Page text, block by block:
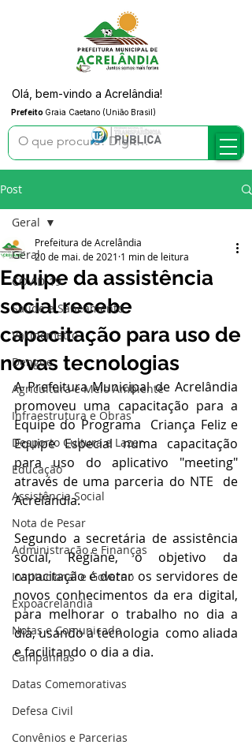
Prefeito Graia Caetano (União Brasil)
Olá, bem-vindo a Acrelândia!
Post
Geral
COVID-19
Saúde e Saneamento
Vacinômetro
Dengue
Agricultura e Meio Ambiente
Infraestrutura e Obras
Desporto Cultura e Lazer
Educação
Assistência Social
Nota de Pesar
Administração e Finanças
Institucional e Governo
Expoacrelandia
Notas e Comunicado
Campanhas
Datas Comemorativas
Defesa Civil
Convênios e Parcerias
Geral
Equipe da assistência
social recebe
capacitação para uso de
novas tecnologias
Prefeitura de Acrelândia
20 de mai. de 2021 1 min de leitura
A Prefeitura Municipal de Acrelândia
promoveu uma capacitação para a
Equipe do Programa  Criança Feliz e
Equipe Especial numa capacitação
para uso do aplicativo "meeting"
através de uma parceria do NTE  de
Acrelândia.
Segundo a secretária de assistência
social, Regiane, o objetivo da
capacitação é dotar os servidores de
novos conhecimentos da era digital,
para melhorar o trabalho no dia a
dia, usando a tecnologia  como aliada
e facilitando o dia a dia.